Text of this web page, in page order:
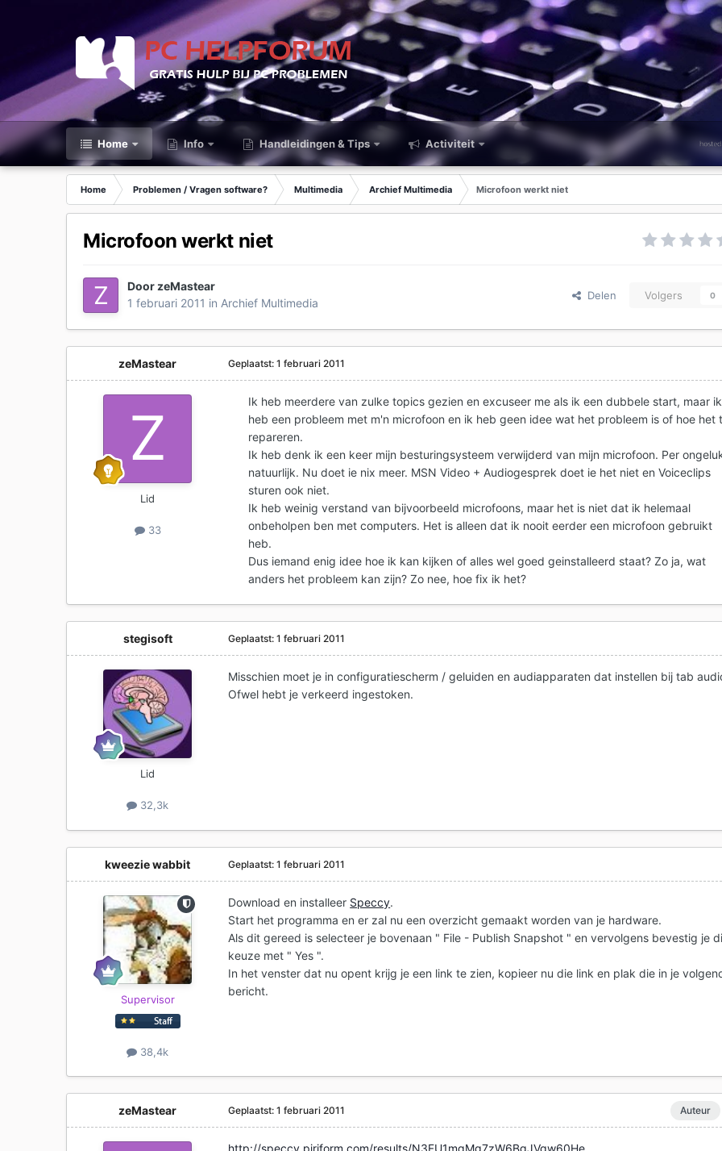
Home Info Handleidingen & Tips Activiteit
Home Problemen / Vragen software? Multimedia Archief Multimedia Microfoon werkt niet
Microfoon werkt niet
Door zeMastear
1 februari 2011 in Archief Multimedia
Delen Volgers 0
zeMastear
Lid
33
Geplaatst:1 februari 2011
Ik heb meerdere van zulke topics gezien en excuseer me als ik een dubbele start, maar ik
heb een probleem met m'n microfoon en ik heb geen idee wat het probleem is of hoe het
repareren.
Ik heb denk ik een keer mijn besturingsysteem verwijderd van mijn microfoon. Per
natuurlijk. Nu doet ie nix meer. MSN Video + Audiogesprek doet ie het niet en Voiceclips
sturen ook niet.
Ik heb weinig verstand van bijvoorbeeld microfoons, maar het is niet dat ik helemaal
onbeholpen ben met computers. Het is alleen dat ik nooit eerder een microfoon gebruikt
heb.
Dus iemand enig idee hoe ik kan kijken of alles wel goed geinstalleerd staat? Zo ja, wat
anders het probleem kan zijn? Zo nee, hoe fix ik het?
stegisoft
Lid
32,3k
Geplaatst:1 februari 2011
Misschien moet je in configuratiescherm / geluiden en audiapparaten dat instellen bij tab
Ofwel hebt je verkeerd ingestoken.
kweezie wabbit
Supervisor
38,4k
Geplaatst:1 februari 2011
Download en installeer Speccy.
Start het programma en er zal nu een overzicht gemaakt worden van je hardware.
Als dit gereed is selecteer je bovenaan " File - Publish Snapshot " en vervolgens bevestig je
keuze met " Yes ".
In het venster dat nu opent krijg je een link te zien, kopieer nu die link en plak die in je
bericht.
zeMastear Auteur
Geplaatst:1 februari 2011
http://speccy.piriform.com/results/N3FU1mqMg7zW6BgJVqw60He